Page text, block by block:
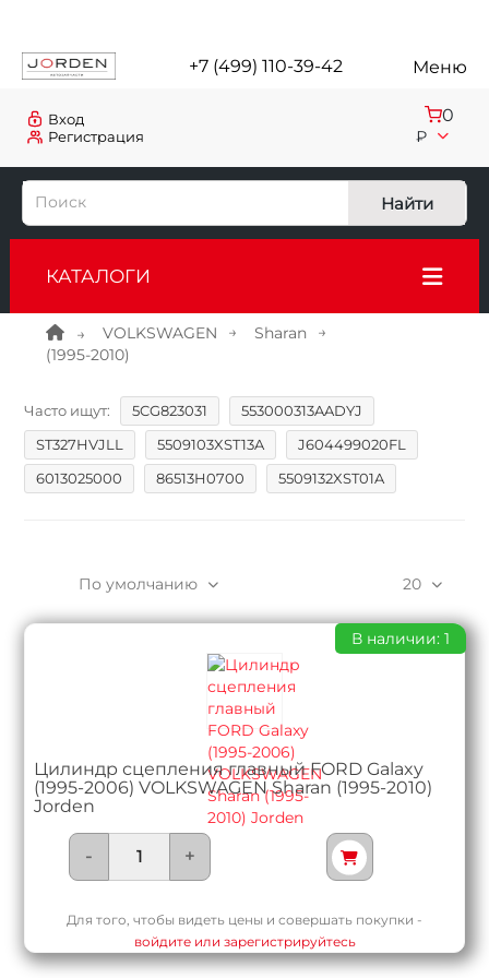
+7 (499) 110-39-42 Меню
Регистрация
Вход 0
₽
Найти
КАТАЛОГИ
VOLKSWAGEN
Sharan
(1995-2010)
Часто ищут: 5CG823031
553000313AADYJ
ST327HVJLL
5509103XST13A
J604499020FL
6013025000
86513H0700 5509132XST01A
20
По умолчанию
Цилиндр сцепления главный FORD Galaxy
(1995-2006) VOLKSWAGEN Sharan (1995-2010)
Jorden
В наличии: 1
- +
Для того, чтобы видеть цены и совершать покупки -
войдите или зарегистрируйтесь